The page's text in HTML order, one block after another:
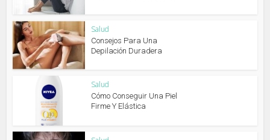
Salud
Consejos Para Una
Depilación Duradera
Salud
Cómo Conseguir Una Piel
Firme Y Elástica